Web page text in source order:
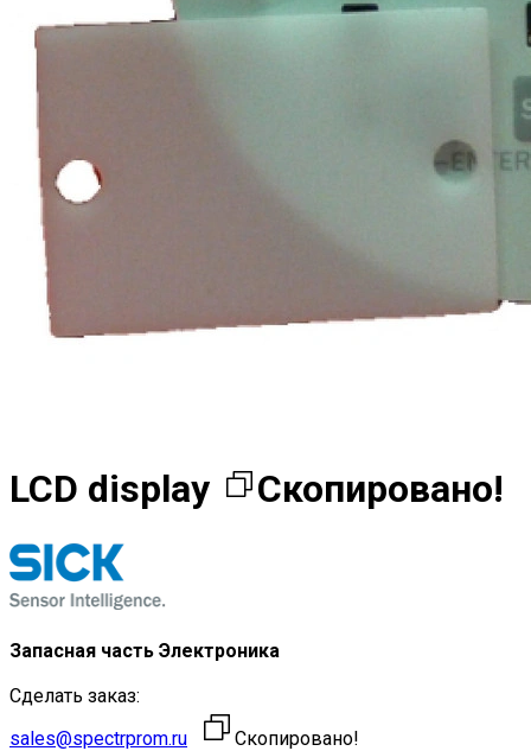
LCD display Скопировано!
Запасная часть Электроника
Сделать заказ:
sales@spectrprom.ru
Скопировано!